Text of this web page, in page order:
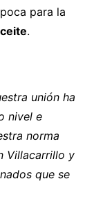
para la
.
unión ha
nivel e
norma
Villacarrillo y
que se